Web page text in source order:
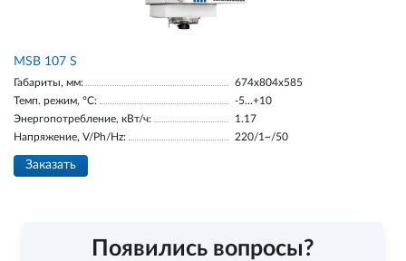
MSB 107 S
Габариты, мм:
674х804х585
Темп. режим, °С:
-5…+10
Энергопотребление, кВт/ч:
1.17
Напряжение, V/Ph/Hz:
220/1~/50
Заказать
Появились вопросы?